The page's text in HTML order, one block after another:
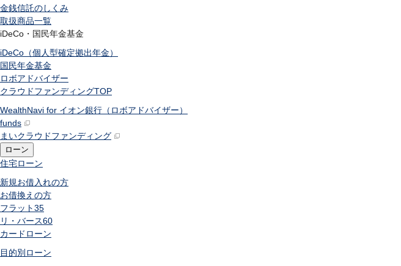
金銭信託のしくみ
取扱商品一覧
iDeCo・国民年金基金
iDeCo（個人型確定拠出年金）
国民年金基金
ロボアドバイザー
クラウドファンディングTOP
WealthNavi for イオン銀行（ロボアドバイザー）
funds
まいクラウドファンディング
ローン
住宅ローン
新規お借入れの方
お借換えの方
フラット35
リ・バース60
カードローン
目的別ローン